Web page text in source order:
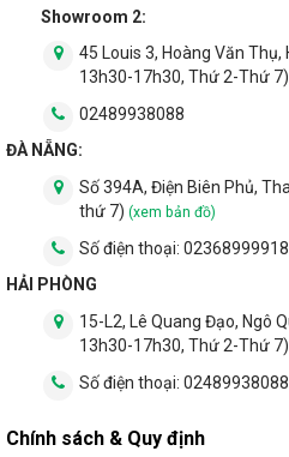
Showroom 2:
45 Louis 3, Hoàng Văn
13h30-17h30, Thứ 2-Thứ 7)
02489938088
ĐÀ NẴNG:
Số 394A, Điện Biên Phủ,
thứ 7) (xem bản đồ)
Số điện thoại: 02368999918
HẢI PHÒNG
15-L2, Lê Quang Đạo, Ngô
13h30-17h30, Thứ 2-Thứ 7)
Số điện thoại: 02489938088
Chính sách & Quy định